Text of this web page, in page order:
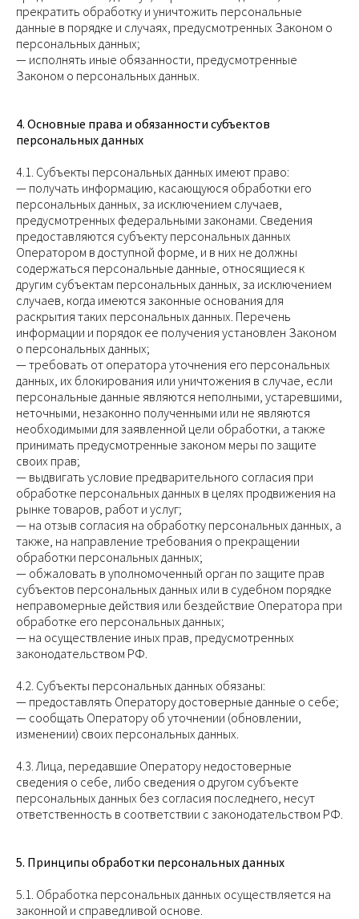
прекратить обработку и уничтожить персональные
данные в порядке и случаях, предусмотренных Законом о
персональных данных;
— исполнять иные обязанности, предусмотренные
Законом о персональных данных.
4. Основные права и обязанности субъектов
персональных данных
4.1. Субъекты персональных данных имеют право:
— получать информацию, касающуюся обработки его
персональных данных, за исключением случаев,
предусмотренных федеральными законами. Сведения
предоставляются субъекту персональных данных
Оператором в доступной форме, и в них не должны
содержаться персональные данные, относящиеся к
другим субъектам персональных данных, за исключением
случаев, когда имеются законные основания для
раскрытия таких персональных данных. Перечень
информации и порядок ее получения установлен Законом
о персональных данных;
— требовать от оператора уточнения его персональных
данных, их блокирования или уничтожения в случае, если
персональные данные являются неполными, устаревшими,
неточными, незаконно полученными или не являются
необходимыми для заявленной цели обработки, а также
принимать предусмотренные законом меры по защите
своих прав;
— выдвигать условие предварительного согласия при
обработке персональных данных в целях продвижения на
рынке товаров, работ и услуг;
— на отзыв согласия на обработку персональных данных, а
также, на направление требования о прекращении
обработки персональных данных;
— обжаловать в уполномоченный орган по защите прав
субъектов персональных данных или в судебном порядке
неправомерные действия или бездействие Оператора при
обработке его персональных данных;
— на осуществление иных прав, предусмотренных
законодательством РФ.
4.2. Субъекты персональных данных обязаны:
— предоставлять Оператору достоверные данные о себе;
— сообщать Оператору об уточнении (обновлении,
изменении) своих персональных данных.
4.3. Лица, передавшие Оператору недостоверные
сведения о себе, либо сведения о другом субъекте
персональных данных без согласия последнего, несут
ответственность в соответствии с законодательством РФ.
5. Принципы обработки персональных данных
5.1. Обработка персональных данных осуществляется на
законной и справедливой основе.